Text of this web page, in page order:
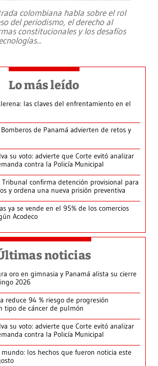
colombiana habla sobre el rol
del periodismo, el derecho al
constitucionales y los desafíos
...
Lo más leído
las claves del enfrentamiento en el
de Panamá advierten de retos y
su voto: advierte que Corte evitó analizar
contra la Policía Municipal
Tribunal confirma detención provisional para
y ordena una nueva prisión preventiva
ya se vende en el 95% de los comercios
Acodeco
noticias
oro en gimnasia y Panamá alista su cierre
2026
reduce 94 % riesgo de progresión
tipo de cáncer de pulmón
su voto: advierte que Corte evitó analizar
contra la Policía Municipal
mundo: los hechos que fueron noticia este